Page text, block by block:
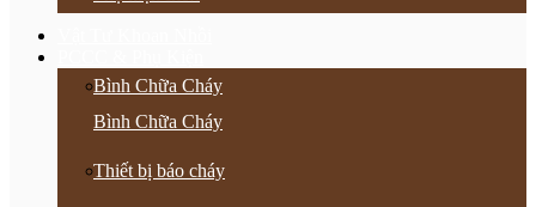
Bình Chữa Cháy
Bình Chữa Cháy
Thiết bị báo cháy